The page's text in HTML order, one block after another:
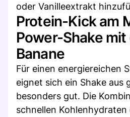
oder Vanilleextrakt
Protein-Kick am
Power-Shake
Banane
Für einen energiereichen
eignet sich ein Shake aus
besonders gut. Die
schnellen